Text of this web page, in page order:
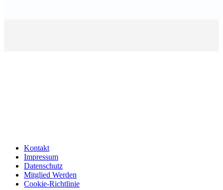
Kontakt
Impressum
Datenschutz
Mitglied Werden
Cookie-Richtlinie